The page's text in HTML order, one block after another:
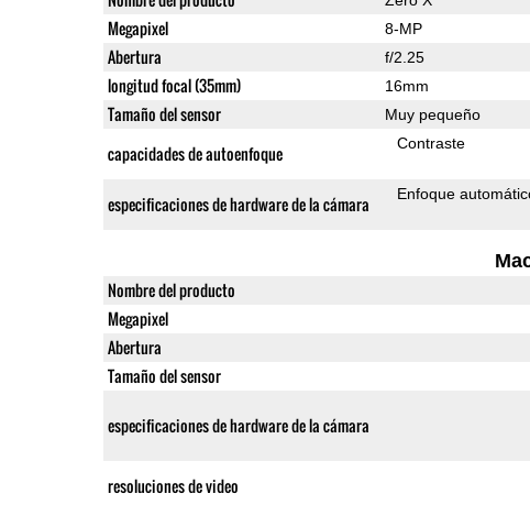
Megapixel 8-MP
Abertura f/2.25
longitud focal (35mm) 16mm
Tamaño del sensor Muy pequeño
capacidades de autoenfoque Contraste
especificaciones de hardware de la cámara Enfoque
Nombre del producto
Megapixel
Abertura
Tamaño del sensor
especificaciones de hardware de la cámara
resoluciones de video